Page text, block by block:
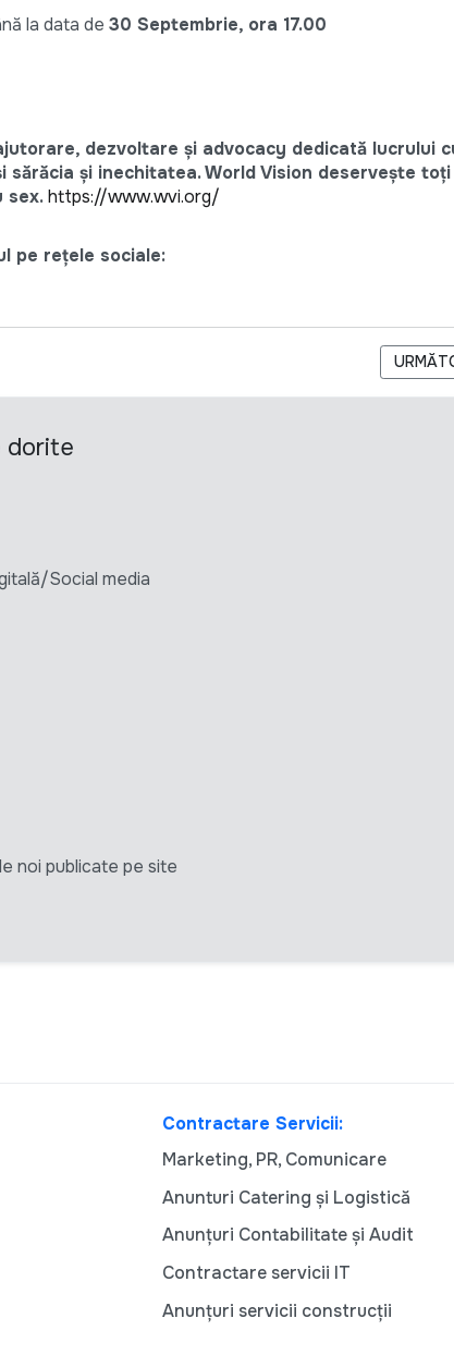
la data de 30 Septembrie, ora 17.00
dezvoltare și advocacy dedicată lucrului
și inechitatea. World Vision deservește toți
sex.https://www.wvi.org/
pe rețele sociale:
DE MENTENANȚĂ A SITE-URILOR WEB
dorite
Social media
noi publicate pe site
Contractare Servicii:
Marketing, PR, Comunicare
Anunturi Catering și Logistică
Anunțuri Contabilitate și Audit
Contractare servicii IT
Anunțuri servicii construcții